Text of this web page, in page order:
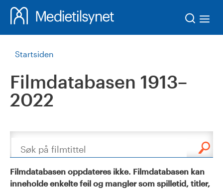
Startsiden
Filmdatabasen 1913–
2022
Søk
Filmdatabasen oppdateres ikke. Filmdatabasen kan
inneholde enkelte feil og mangler som spilletid, titler,